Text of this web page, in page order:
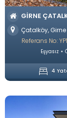
GIRNE
Çatalköy, Girne
Referans No:
Eşyasız
4